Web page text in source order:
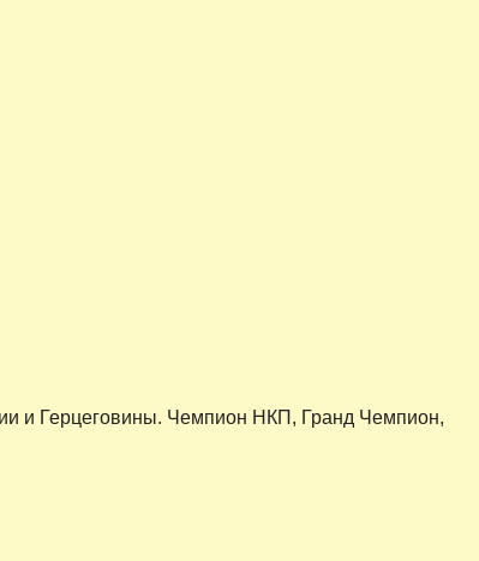
и Герцеговины. Чемпион НКП, Гранд Чемпион,